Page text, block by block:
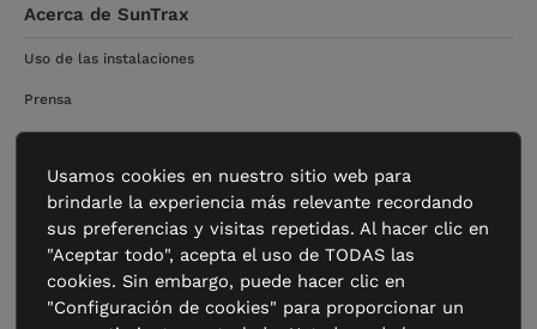
Acerca de SunTrax
Uso de las instalaciones
Prensa
Empezar
Contacto
Usamos cookies en nuestro sitio web para
brindarle la experiencia más relevante recordando
sus preferencias y visitas repetidas. Al hacer clic en
"Aceptar todo", acepta el uso de TODAS las
cookies. Sin embargo, puede hacer clic en
"Configuración de cookies" para proporcionar un